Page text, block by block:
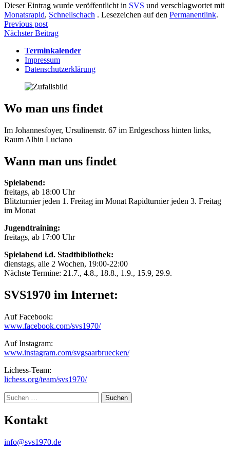
Dieser Eintrag wurde veröffentlicht in SVS und verschlagwortet mit
Monatsrapid, Schnellschach . Lesezeichen auf den Permanentlink.
Beitragsnavigation
Previous post
Nächster Beitrag
Terminkalender
Impressum
Datenschutzerklärung
Wo man uns findet
Im Johannesfoyer, Ursulinenstr. 67 im Erdgeschoss hinten links,
Raum Albin Luciano
Wann man uns findet
Spielabend:
freitags, ab 18:00 Uhr
Blitzturnier jeden 1. Freitag im Monat Rapidturnier jeden 3. Freitag
im Monat
Jugendtraining:
freitags, ab 17:00 Uhr
Spielabend i.d. Stadtbibliothek:
dienstags, alle 2 Wochen, 19:00-22:00
Nächste Termine: 21.7., 4.8., 18.8., 1.9., 15.9, 29.9.
SVS1970 im Internet:
Auf Facebook:
www.facebook.com/svs1970/
Auf Instagram:
www.instagram.com/svgsaarbruecken/
Lichess-Team:
lichess.org/team/svs1970/
Suche
Kontakt
info@svs1970.de